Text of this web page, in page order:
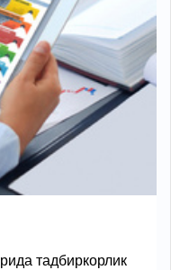
тадбиркорлик